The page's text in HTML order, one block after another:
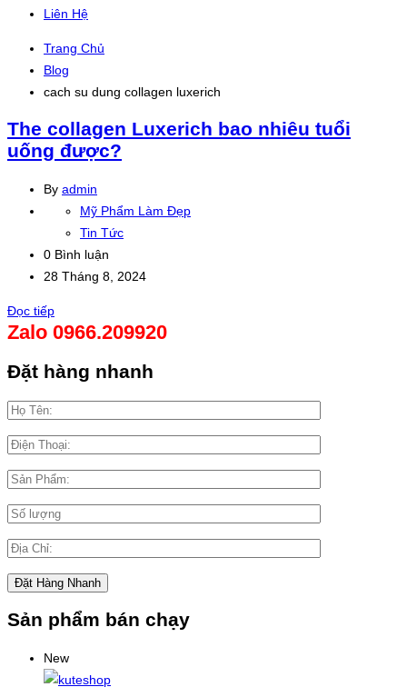
Liên Hệ
Trang Chủ
Blog
cach su dung collagen luxerich
The collagen Luxerich bao nhiêu tuổi
uống được?
By admin
Mỹ Phẩm Làm Đẹp
Tin Tức
0 Bình luận
28 Tháng 8, 2024
Đọc tiếp
Zalo 0966.209920
Đặt hàng nhanh
Sản phẩm bán chạy
New